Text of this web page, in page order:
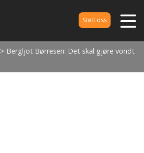
Støtt oss
> Bergljot Børresen: Det skal gjøre vondt